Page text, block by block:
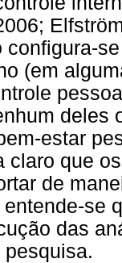
configura-
(em
deles
estar
claro que
de
se
das